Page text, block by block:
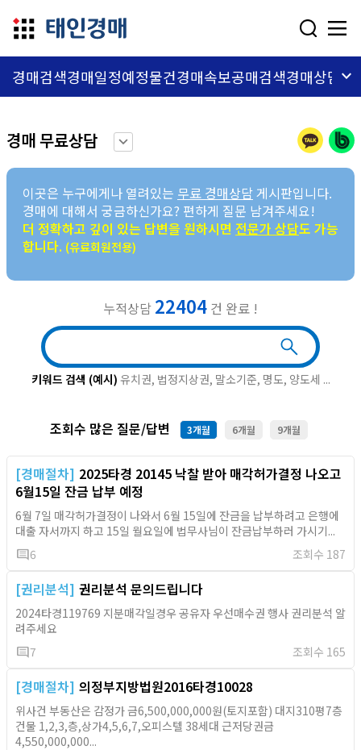
dehaze
경매검색경매일정예정물건경매속보공매검색경매상담 교
keyboard_arrow_down
경매 무료상담 keyboard_arrow_down
이곳은 누구에게나 열려있는 무료 경매상담게시판입니다.
경매에 대해서 궁금하신가요? 편하게 질문 남겨주세요!
더 정확하고 깊이 있는 답변을 원하시면 전문가 상담도 가능
합니다. (유료회원전용)
누적상담 22404 건 완료 !
키워드 검색 (예시) 유치권, 법정지상권, 말소기준, 명도, 양도세 ...
조회수 많은 질문/답변 3개월 6개월 9개월
[경매절차] 2025타경 20145 낙찰 받아 매각허가결정 나오고
6월15일 잔금 납부 예정
6월 7일 매각허가결정이 나와서 6월 15일에 잔금을 납부하려고 은행에
대출 자서까지 하고 15일 월요일에 법무사님이 잔금납부하러 가시기...
comment6 조회수 187
[권리분석] 권리분석 문의드립니다
2024타경119769 지분매각일경우 공유자 우선매수권 행사 권리분석 알
려주세요
comment7 조회수 165
[경매절차] 의정부지방법원2016타경10028
위사건 부동산은 감정가 금6,500,000,000원(토지포함) 대지310평7층
건물 1,2,3,층,상가4,5,6,7,오피스텔 38세대 근저당권금
4,550,000,000...